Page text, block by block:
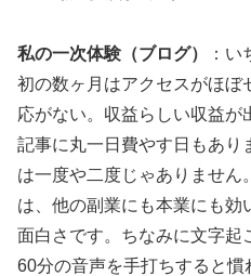
私の一次体験（ブログ）
：
初の数ヶ月はアクセスがほぼ
応がない。収益らしい収益が
記事に丸一日費やす日もあり
は一度や二度じゃありませ
は、他の副業にも本業にも
面白さです。ちなみに文字起
60分の音声を手打ちすると